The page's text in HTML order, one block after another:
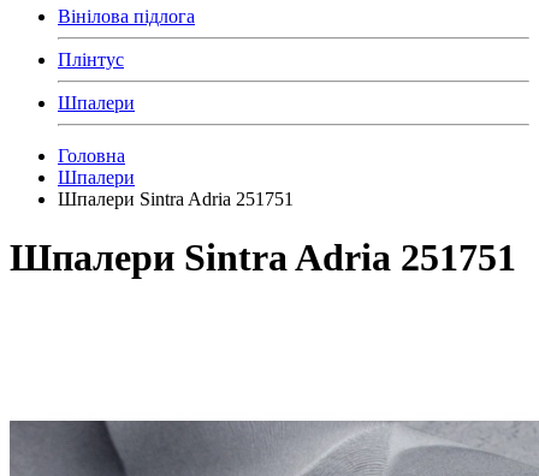
Вінілова підлога
Плінтус
Шпалери
Головна
Шпалери
Шпалери Sintra Adria 251751
Шпалери Sintra Adria 251751